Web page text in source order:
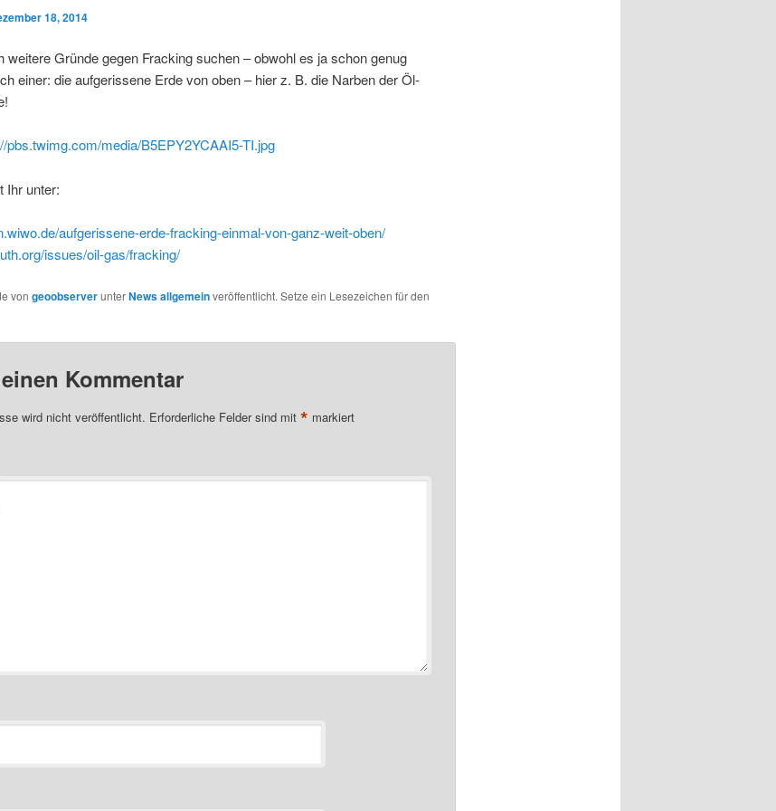
18, 2014
weitere Gründe gegen Fracking suchen – obwohl es ja schon genug
einer: die aufgerissene Erde von oben – hier z. B. die Narben der Öl-
pbs.twimg.com/media/B5EPY2YCAAI5-TI.jpg
Ihr unter:
aufgerissene-erde-fracking-einmal-von-ganz-weit-oben/
issues/oil-gas/fracking/
von geoobserverunterNews allgemeinveröffentlicht. Setze ein Lesezeichen für den
Kommentar
wird nicht veröffentlicht. Erforderliche Felder sind mit * markiert